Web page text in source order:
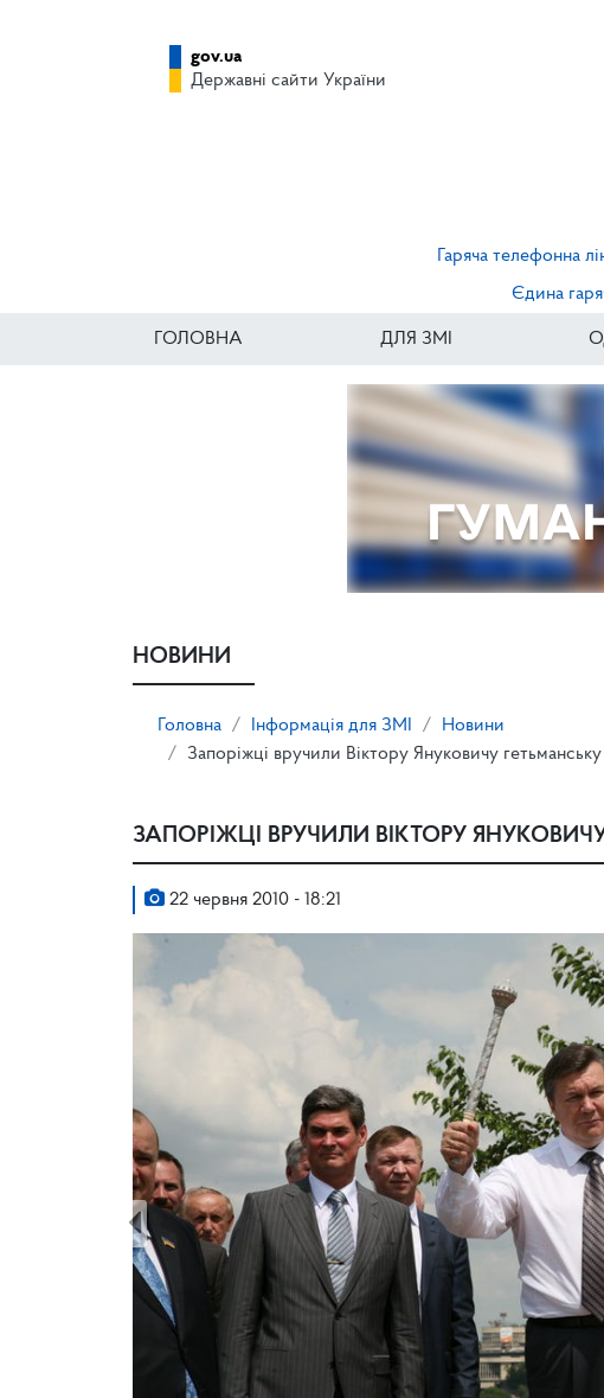
gov.ua
Державні сайти України
Гаряча телефонна
Єдина
ГОЛОВНА ДЛЯ ЗМІ
НОВИНИ
Головна Інформація для ЗМІ
Новини
Запоріжці вручили Віктору Януковичу
ЗАПОРІЖЦІ ВРУЧИЛИ ВІКТОРУ
22 червня 2010 - 18:21